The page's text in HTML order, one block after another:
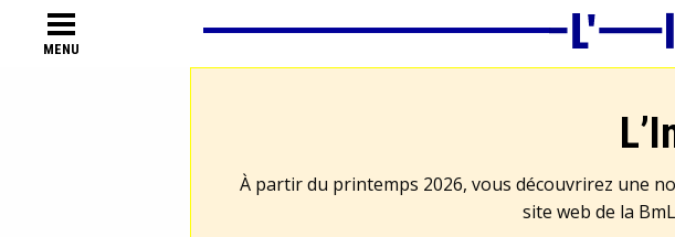
MENU
À partir du printemps 2026, vous découvrirez une
site web de la